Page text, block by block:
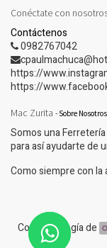
Conéctate con
Contáctenos
0982767042
https://
https://
Mac Zurita - Sobre Nosotros
Somos una
para así ayudarte de
Como siempre con
Con tecnología de